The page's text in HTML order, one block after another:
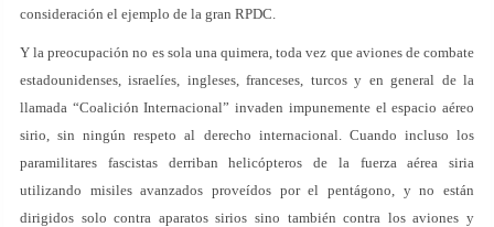
consideración el ejemplo de la gran RPDC.
Y la preocupación no es sola una quimera, toda vez que aviones de combate
estadounidenses, israelíes, ingleses, franceses, turcos y en general de la
llamada “Coalición Internacional” invaden impunemente el espacio aéreo
sirio, sin ningún respeto al derecho internacional. Cuando incluso los
paramilitares fascistas derriban helicópteros de la fuerza aérea siria
utilizando misiles avanzados proveídos por el pentágono, y no están
dirigidos solo contra aparatos sirios sino también contra los aviones y